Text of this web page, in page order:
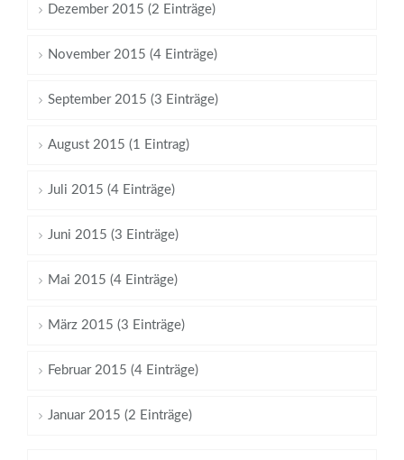
Dezember 2015 (2 Einträge)
November 2015 (4 Einträge)
September 2015 (3 Einträge)
August 2015 (1 Eintrag)
Juli 2015 (4 Einträge)
Juni 2015 (3 Einträge)
Mai 2015 (4 Einträge)
März 2015 (3 Einträge)
Februar 2015 (4 Einträge)
Januar 2015 (2 Einträge)